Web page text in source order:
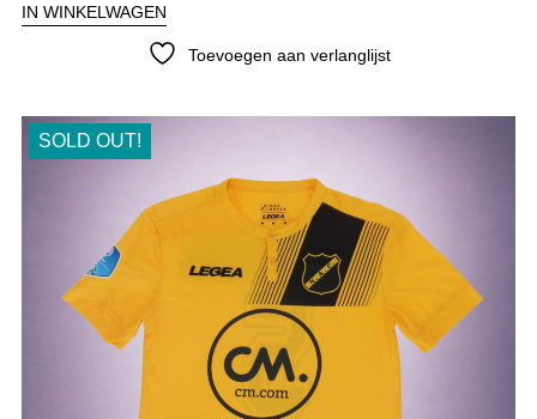
IN WINKELWAGEN
Toevoegen aan verlanglijst
SOLD OUT!